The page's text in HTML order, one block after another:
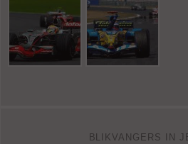
BLIKVANGERS IN